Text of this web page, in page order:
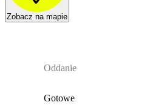
Zobacz na mapie
Oddanie
Gotowe